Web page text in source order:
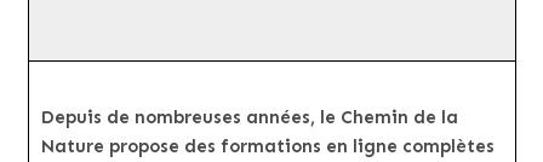
Depuis de nombreuses années, le Chemin de la
Nature propose des formations en ligne complètes